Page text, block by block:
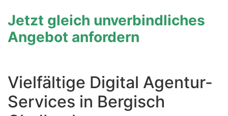
Jetzt gleich unverbindliches
Angebot anfordern
Vielfältige Digital Agentur-
Services in Bergisch